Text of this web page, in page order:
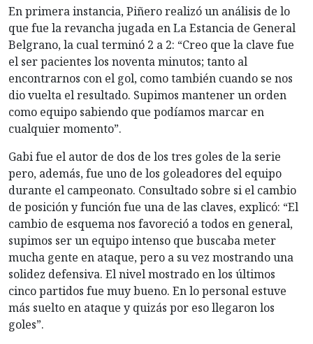
En primera instancia, Piñero realizó un análisis de lo
que fue la revancha jugada en La Estancia de General
Belgrano, la cual terminó 2 a 2: “Creo que la clave fue
el ser pacientes los noventa minutos; tanto al
encontrarnos con el gol, como también cuando se nos
dio vuelta el resultado. Supimos mantener un orden
como equipo sabiendo que podíamos marcar en
cualquier momento”.
Gabi fue el autor de dos de los tres goles de la serie
pero, además, fue uno de los goleadores del equipo
durante el campeonato. Consultado sobre si el cambio
de posición y función fue una de las claves, explicó: “El
cambio de esquema nos favoreció a todos en general,
supimos ser un equipo intenso que buscaba meter
mucha gente en ataque, pero a su vez mostrando una
solidez defensiva. El nivel mostrado en los últimos
cinco partidos fue muy bueno. En lo personal estuve
más suelto en ataque y quizás por eso llegaron los
goles”.